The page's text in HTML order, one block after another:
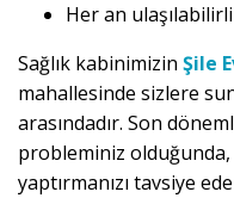
Her an
Sağlık kabinimizin Şile
mahallesinde sizlere
arasındadır. Son
probleminiz
yaptırmanızı tavsiye